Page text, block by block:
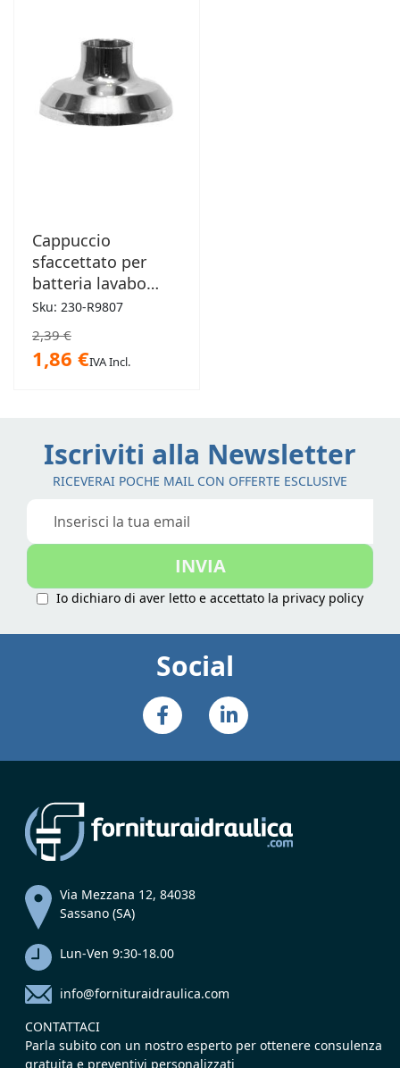
Cappuccio
sfaccettato per
batteria lavabo
19/19mm
Sku: 230-R9807
2,39 €
1,86 €IVA Incl.
Iscriviti alla Newsletter
RICEVERAI POCHE MAIL CON OFFERTE ESCLUSIVE
Iscriviti
nostra
INVIA
Io dichiaro di aver letto e accettato la privacy policy
Social
Via Mezzana 12, 84038
Sassano (SA)
Lun-Ven 9:30-18.00
info@fornituraidraulica.com
CONTATTACI
Parla subito con un nostro esperto per ottenere consulenza
gratuita e preventivi personalizzati